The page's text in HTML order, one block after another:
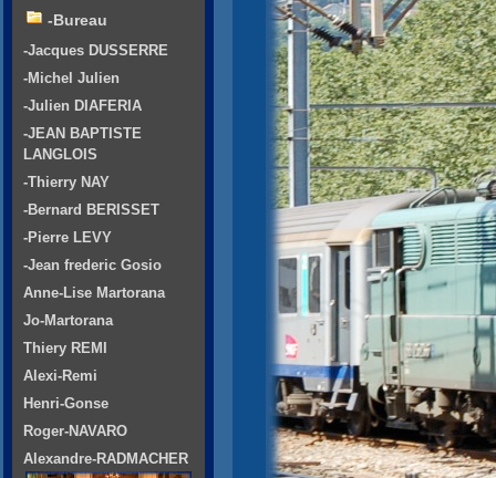
-Bureau
-Jacques DUSSERRE
-Michel Julien
-Julien DIAFERIA
-JEAN BAPTISTE
LANGLOIS
-Thierry NAY
-Bernard BERISSET
-Pierre LEVY
-Jean frederic Gosio
Anne-Lise Martorana
Jo-Martorana
Thiery REMI
Alexi-Remi
Henri-Gonse
Roger-NAVARO
Alexandre-RADMACHER